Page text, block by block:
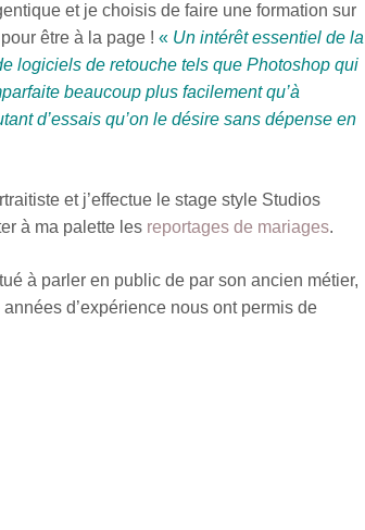
et je choisis de faire une formation sur
être à la page ! « Un intérêt essentiel de la
logiciels de retouche tels que Photoshop qui
beaucoup plus facilement qu’à
d’essais qu’on le désire sans dépense en
et j’effectue le stage style Studios
à ma palette les reportages de mariages.
à parler en public de par son ancien métier,
d’expérience nous ont permis de